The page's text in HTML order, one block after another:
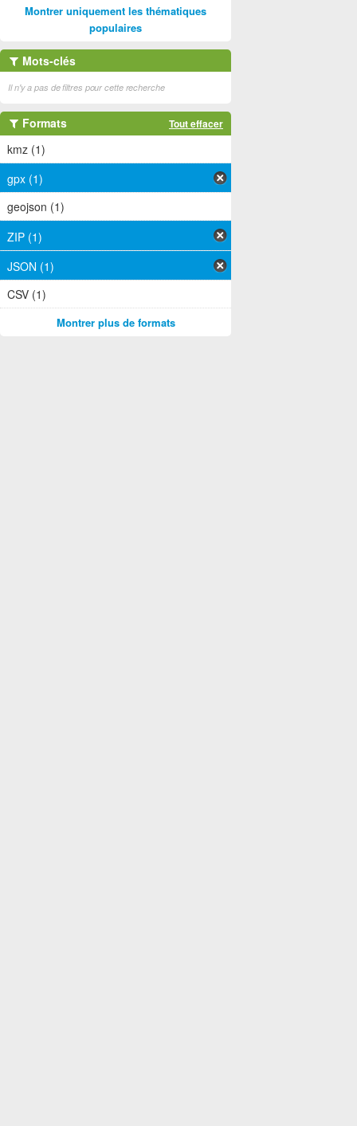
Montrer uniquement les thématiques
populaires
Mots-clés
Il n'y a pas de filtres pour cette recherche
Formats Tout effacer
kmz (1)
gpx (1)
geojson (1)
ZIP (1)
JSON (1)
CSV (1)
Montrer plus de formats